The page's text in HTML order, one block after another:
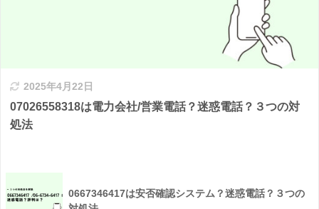
2025年4月22日
07026558318は電力会社/営業電話？迷惑電話？３つの対
処法
0667346417は安否確認システム？迷惑電話？３つの